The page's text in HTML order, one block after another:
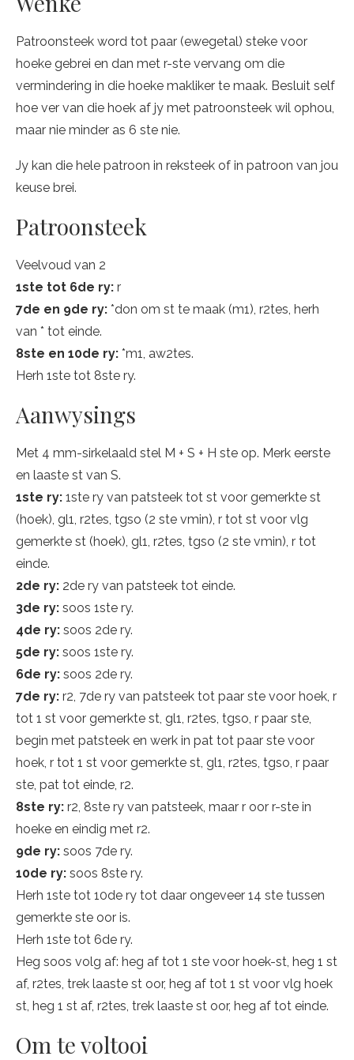
Patroonsteek word tot paar (ewegetal) steke voor
hoeke gebrei en dan met r-ste vervang om die
vermindering in die hoeke makliker te maak. Besluit self
hoe ver van die hoek af jy met patroonsteek wil ophou,
maar nie minder as 6 ste nie.
Jy kan die hele patroon in reksteek of in patroon van jou
keuse brei.
Patroonsteek
Veelvoud van 2
1ste tot 6de ry: r
7de en 9de ry: *don om st te maak (m1), r2tes, herh
van * tot einde.
8ste en 10de ry: *m1, aw2tes.
Herh 1ste tot 8ste ry.
Aanwysings
Met 4 mm-sirkelaald stel M + S + H ste op. Merk eerste
en laaste st van S.
1ste ry: 1ste ry van patsteek tot st voor gemerkte st
(hoek), gl1, r2tes, tgso (2 ste vmin), r tot st voor vlg
gemerkte st (hoek), gl1, r2tes, tgso (2 ste vmin), r tot
einde.
2de ry: 2de ry van patsteek tot einde.
3de ry: soos 1ste ry.
4de ry: soos 2de ry.
5de ry: soos 1ste ry.
6de ry: soos 2de ry.
7de ry: r2, 7de ry van patsteek tot paar ste voor hoek, r
tot 1 st voor gemerkte st, gl1, r2tes, tgso, r paar ste,
begin met patsteek en werk in pat tot paar ste voor
hoek, r tot 1 st voor gemerkte st, gl1, r2tes, tgso, r paar
ste, pat tot einde, r2.
8ste ry: r2, 8ste ry van patsteek, maar r oor r-ste in
hoeke en eindig met r2.
9de ry: soos 7de ry.
10de ry: soos 8ste ry.
Herh 1ste tot 10de ry tot daar ongeveer 14 ste tussen
gemerkte ste oor is.
Herh 1ste tot 6de ry.
Heg soos volg af: heg af tot 1 ste voor hoek-st, heg 1 st
af, r2tes, trek laaste st oor, heg af tot 1 st voor vlg hoek
st, heg 1 st af, r2tes, trek laaste st oor, heg af tot einde.
Om te voltooi